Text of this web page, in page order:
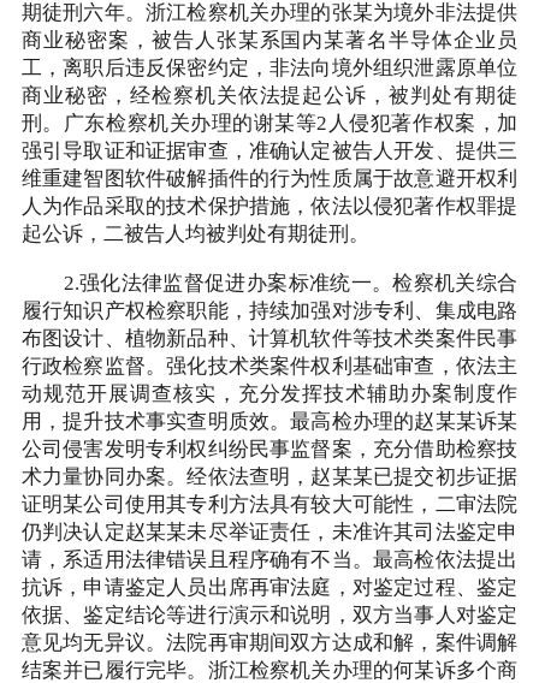
期徒刑六年。浙江检察机关办理的张某为境外非法提供
商业秘密案，被告人张某系国内某著名半导体企业员
工，离职后违反保密约定，非法向境外组织泄露原单位
商业秘密，经检察机关依法提起公诉，被判处有期徒
刑。广东检察机关办理的谢某等2人侵犯著作权案，加
强引导取证和证据审查，准确认定被告人开发、提供三
维重建智图软件破解插件的行为性质属于故意避开权利
人为作品采取的技术保护措施，依法以侵犯著作权罪提
起公诉，二被告人均被判处有期徒刑。
2.强化法律监督促进办案标准统一。检察机关综合
履行知识产权检察职能，持续加强对涉专利、集成电路
布图设计、植物新品种、计算机软件等技术类案件民事
行政检察监督。强化技术类案件权利基础审查，依法主
动规范开展调查核实，充分发挥技术辅助办案制度作
用，提升技术事实查明质效。最高检办理的赵某某诉某
公司侵害发明专利权纠纷民事监督案，充分借助检察技
术力量协同办案。经依法查明，赵某某已提交初步证据
证明某公司使用其专利方法具有较大可能性，二审法院
仍判决认定赵某某未尽举证责任，未准许其司法鉴定申
请，系适用法律错误且程序确有不当。最高检依法提出
抗诉，申请鉴定人员出席再审法庭，对鉴定过程、鉴定
依据、鉴定结论等进行演示和说明，双方当事人对鉴定
意见均无异议。法院再审期间双方达成和解，案件调解
结案并已履行完毕。浙江检察机关办理的何某诉多个商